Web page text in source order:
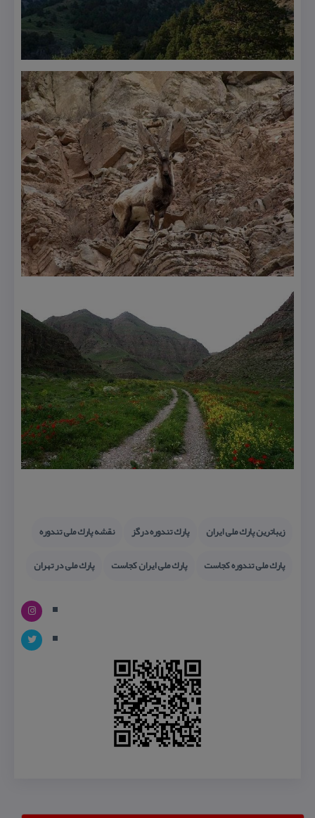
زیباترین پارك ملی ایران پارك تندوره درگز
نقشه پارك ملی تندوره
پارك ملی تندوره كجاست
پارك ملی ایران كجاست پارك ملی در تهران